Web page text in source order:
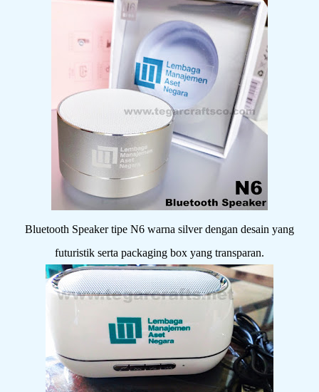
Bluetooth Speaker tipe N6 warna silver dengan desain yang
futuristik serta packaging box yang transparan.